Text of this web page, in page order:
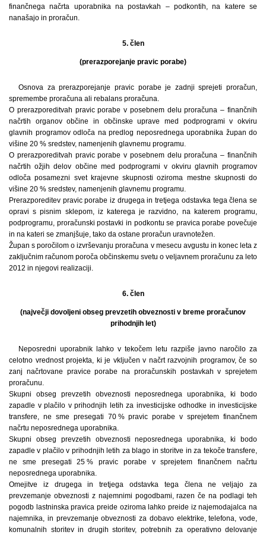
finančnega načrta uporabnika na postavkah – podkontih, na katere se
nanašajo in proračun.
5. člen
(prerazporejanje pravic porabe)
Osnova za prerazporejanje pravic porabe je zadnji sprejeti proračun,
spremembe proračuna ali rebalans proračuna.
O prerazporeditvah pravic porabe v posebnem delu proračuna – finančnih
načrtih organov občine in občinske uprave med podprogrami v okviru
glavnih programov odloča na predlog neposrednega uporabnika župan do
višine 20 % sredstev, namenjenih glavnemu programu.
O prerazporeditvah pravic porabe v posebnem delu proračuna – finančnih
načrtih ožjih delov občine med podprogrami v okviru glavnih programov
odloča posamezni svet krajevne skupnosti oziroma mestne skupnosti do
višine 20 % sredstev, namenjenih glavnemu programu.
Prerazporeditev pravic porabe iz drugega in tretjega odstavka tega člena se
opravi s pisnim sklepom, iz katerega je razvidno, na katerem programu,
podprogramu, proračunski postavki in podkontu se pravica porabe povečuje
in na kateri se zmanjšuje, tako da ostane proračun uravnotežen.
Župan s poročilom o izvrševanju proračuna v mesecu avgustu in konec leta z
zaključnim računom poroča občinskemu svetu o veljavnem proračunu za leto
2012 in njegovi realizaciji.
6. člen
(največji dovoljeni obseg prevzetih obveznosti v breme proračunov
prihodnjih let)
Neposredni uporabnik lahko v tekočem letu razpiše javno naročilo za
celotno vrednost projekta, ki je vključen v načrt razvojnih programov, če so
zanj načrtovane pravice porabe na proračunskih postavkah v sprejetem
proračunu.
Skupni obseg prevzetih obveznosti neposrednega uporabnika, ki bodo
zapadle v plačilo v prihodnjih letih za investicijske odhodke in investicijske
transfere, ne sme presegati 70 % pravic porabe v sprejetem finančnem
načrtu neposrednega uporabnika.
Skupni obseg prevzetih obveznosti neposrednega uporabnika, ki bodo
zapadle v plačilo v prihodnjih letih za blago in storitve in za tekoče transfere,
ne sme presegati 25 % pravic porabe v sprejetem finančnem načrtu
neposrednega uporabnika.
Omejitve iz drugega in tretjega odstavka tega člena ne veljajo za
prevzemanje obveznosti z najemnimi pogodbami, razen če na podlagi teh
pogodb lastninska pravica preide oziroma lahko preide iz najemodajalca na
najemnika, in prevzemanje obveznosti za dobavo elektrike, telefona, vode,
komunalnih storitev in drugih storitev, potrebnih za operativno delovanje